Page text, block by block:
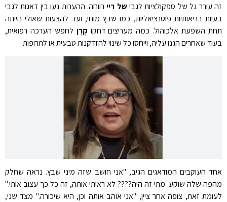
זה עורר גל של ספקולציות לגבי של ריירווחה. ההערות נעו בין דאגות לגבי
בעיות בריאותיות פוטנציאליות, כמו שבץ מוחי, ועד להצעות שאולי הייתה
תחת השפעת אלכוהול. כמה מעריצים דחקו קֶרֶן לחפש הערכה רפואית,
בעוד שאחרים הגנו עליה, וייחסו כל שינוי להזדקנות טבעית או לתרופות.
אחד העוקבים המודאגים הגיב, "אני חושב שזה מיני שבץ. נראה שחלק
מהפה שלה שוקע. מתי זה היה???? לא ראיתי אותה, זה כל כך עצוב אותי."
לעומת זאת, צופה אחר ציין, "אני אוהב אותה וכן, היא שיכורה." מצד שני,